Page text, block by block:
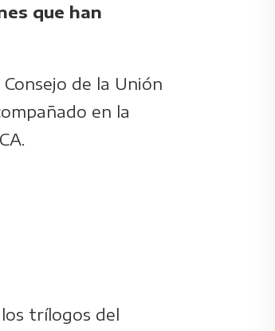
que han
de la Unión
en la
trílogos del